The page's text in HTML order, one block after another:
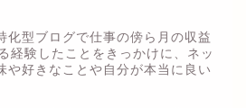
化型ブログで仕事の傍ら月の収益
経験したことをきっかけに、ネッ
や好きなことや自分が本当に良い